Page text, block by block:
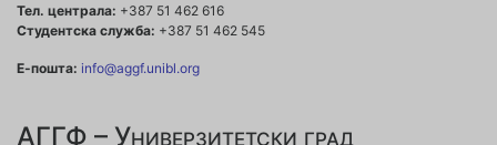
Тел. централа: +387 51 462 616
Студентска служба: +387 51 462 545
Е-пошта: info@aggf.unibl.org
АГГФ – Универзитетски град